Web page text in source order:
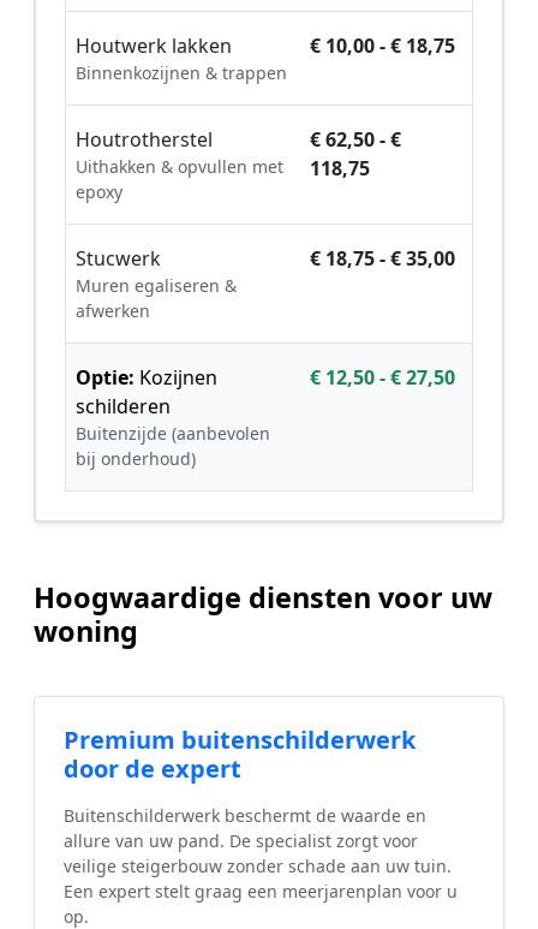
Houtwerk lakken
Binnenkozijnen & trappen
€ 10,00 - € 18,75
Houtrotherstel
Uithakken & opvullen met
epoxy
€ 62,50 - €
118,75
Stucwerk
Muren egaliseren &
afwerken
€ 18,75 - € 35,00
Optie: Kozijnen
schilderen
Buitenzijde (aanbevolen
bij onderhoud)
€ 12,50 - € 27,50
Hoogwaardige diensten voor uw
woning
Premium buitenschilderwerk
door de expert
Buitenschilderwerk beschermt de waarde en
allure van uw pand. De specialist zorgt voor
veilige steigerbouw zonder schade aan uw tuin.
Een expert stelt graag een meerjarenplan voor u
op.